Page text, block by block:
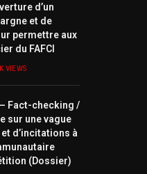
d’un
et de
permettre aux
du FAFCI
VIEWS
– Fact-checking /
sur une vague
d’incitations à
(Dossier)